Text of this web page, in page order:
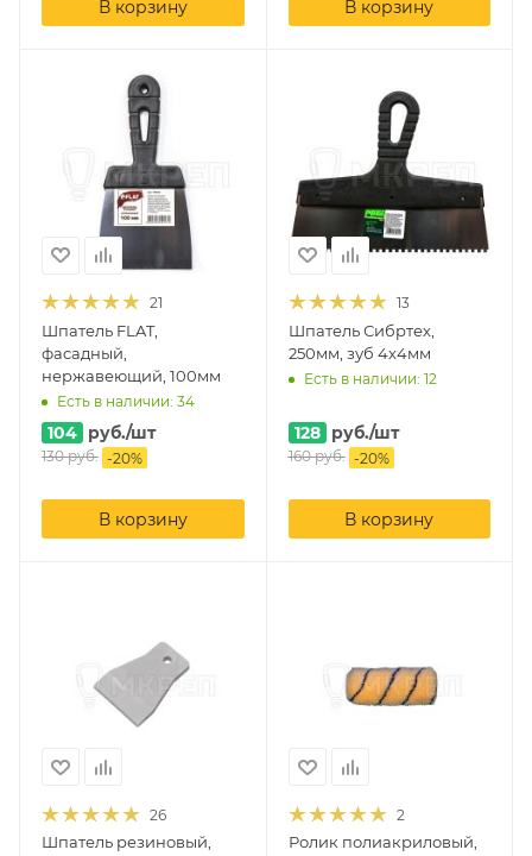
В корзину В корзину
21
Шпатель FLAT,
фасадный,
нержавеющий, 100мм
Есть в наличии: 34
104 руб./шт
130руб. -20%
В корзину
13
Шпатель Сибртех,
250мм, зуб 4х4мм
Есть в наличии: 12
128 руб./шт
160руб. -20%
В корзину
26
Шпатель резиновый,
2
Ролик полиакриловый,